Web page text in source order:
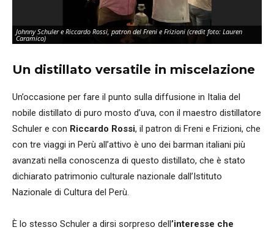
Johnny Schuler e Riccardo Rossi, patron del Freni e Frizioni (credit foto: Lauren
Caramico)
Un distillato versatile in miscelazione
Un’occasione per fare il punto sulla diffusione in Italia del
nobile distillato di puro mosto d’uva, con il maestro distillatore
Schuler e con Riccardo Rossi, il patron di Freni e Frizioni, che
con tre viaggi in Perù all’attivo è uno dei barman italiani più
avanzati nella conoscenza di questo distillato, che è stato
dichiarato patrimonio culturale nazionale dall’Istituto
Nazionale di Cultura del Perù.
È lo stesso Schuler a dirsi sorpreso dell’interesse che